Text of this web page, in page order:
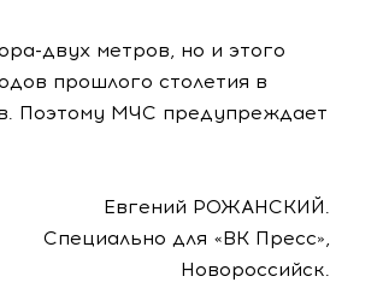
двух метров, но и этого
прошлого столетия в
Поэтому МЧС предупреждает
Евгений РОЖАНСКИЙ.
Специально для «ВК Пресс»,
Новороссийск.